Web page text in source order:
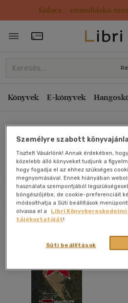
Kulacs / strandtáska
Törzsvásárlói Kártya
Könyvek E-könyvek
Huszár Károly
Művei
Szűrés
Rendezés
Kiadás éve szerint csökkenő
Ár szerint csökkenő
Eladott darabszám szerint
Eladott darabszám szerint
Cím szerint A-Z
Szerző szerint A-Z
Megjelenítés
20 db / oldal
Alkalmaz
Személyre szabott
Tisztelt Vásárlónk! Annak érdekében,
közelebb álló könyveket tudjunk a
hogy fogadja el az ehhez szükséges
megnyomásával. Ennek hiányában
használata szempontjából
böngészőjébe, de cookie-preferenciáit
módosíthatja a Süti beállítások
olvassa el a
Libri
tájékoztatóját!
Süti beállítások